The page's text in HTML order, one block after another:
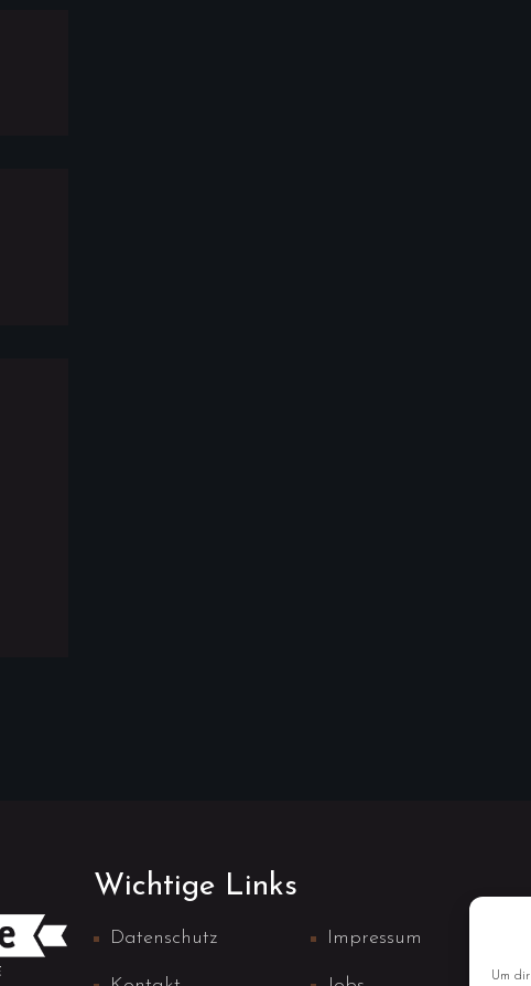
Um dir
Wichtige Links
Datenschutz Impressum